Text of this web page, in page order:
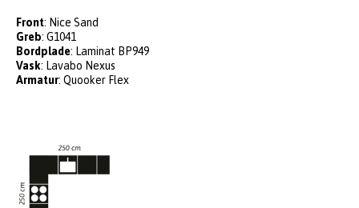
Front: Nice Sand
Greb: G1041
Bordplade: Laminat BP949
Vask: Lavabo Nexus
Armatur: Quooker Flex